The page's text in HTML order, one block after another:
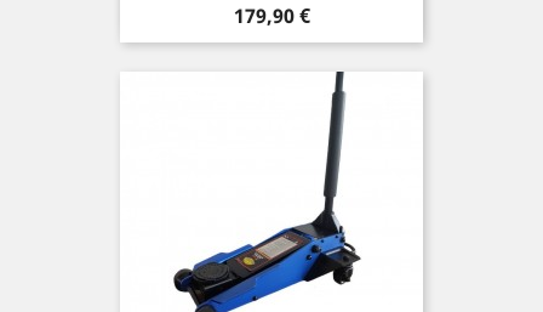
Preis
179,90 €